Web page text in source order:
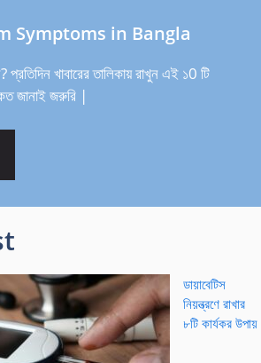
Symptoms in Bangla
প্রতিদিন খাবারের তালিকায় রাখুন এই ১0 টি
জানাই জরুরি |
ডায়াবেটিস
নিয়ন্ত্রণে রাখার
৮টি কার্যকর উপায়